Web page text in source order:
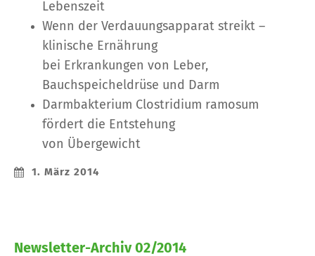
Lebenszeit
Wenn der Verdauungsapparat streikt –
klinische Ernährung
bei Erkrankungen von Leber,
Bauchspeicheldrüse und Darm
Darmbakterium Clostridium ramosum
fördert die Entstehung
von Übergewicht
1. März 2014
Newsletter-Archiv 02/2014